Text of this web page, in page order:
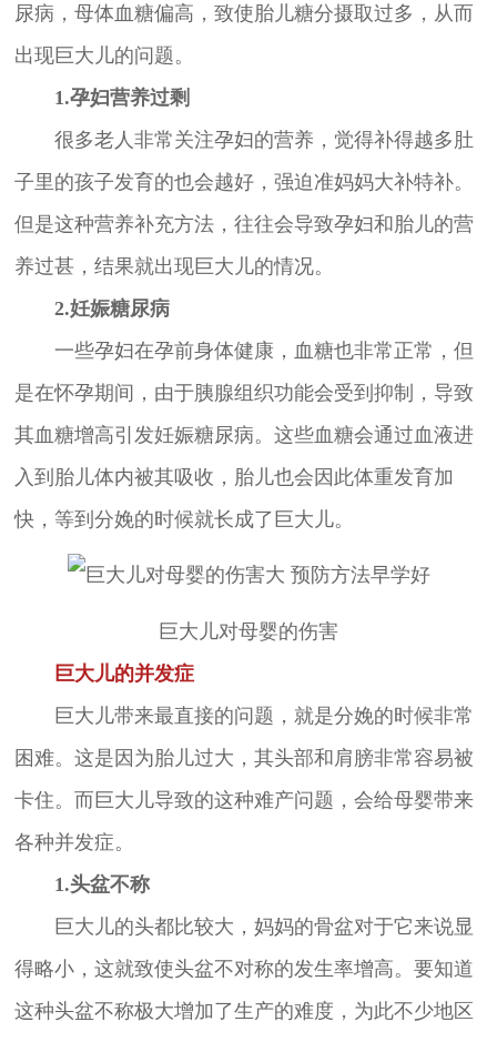
尿病，母体血糖偏高，致使胎儿糖分摄取过多，从而
出现巨大儿的问题。
1.孕妇营养过剩
很多老人非常关注孕妇的营养，觉得补得越多肚
子里的孩子发育的也会越好，强迫准妈妈大补特补。
但是这种营养补充方法，往往会导致孕妇和胎儿的营
养过甚，结果就出现巨大儿的情况。
2.妊娠糖尿病
一些孕妇在孕前身体健康，血糖也非常正常，但
是在怀孕期间，由于胰腺组织功能会受到抑制，导致
其血糖增高引发妊娠糖尿病。这些血糖会通过血液进
入到胎儿体内被其吸收，胎儿也会因此体重发育加
快，等到分娩的时候就长成了巨大儿。
巨大儿对母婴的伤害
巨大儿的并发症
巨大儿带来最直接的问题，就是分娩的时候非常
困难。这是因为胎儿过大，其头部和肩膀非常容易被
卡住。而巨大儿导致的这种难产问题，会给母婴带来
各种并发症。
1.头盆不称
巨大儿的头都比较大，妈妈的骨盆对于它来说显
得略小，这就致使头盆不对称的发生率增高。要知道
这种头盆不称极大增加了生产的难度，为此不少地区